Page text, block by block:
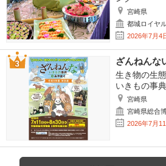
宮崎県
都城ロイヤ
2026年7月4
ざんねんな
生き物の生
いきもの事
宮崎県
宮崎県総合
2026年7月